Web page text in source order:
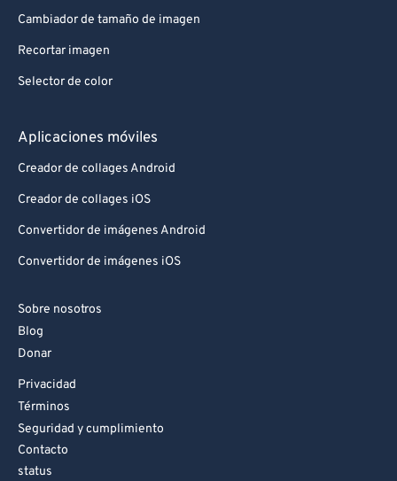
Cambiador de tamaño de imagen
Recortar imagen
Selector de color
Aplicaciones móviles
Creador de collages Android
Creador de collages iOS
Convertidor de imágenes Android
Convertidor de imágenes iOS
Sobre nosotros
Blog
Donar
Privacidad
Términos
Seguridad y cumplimiento
Contacto
status